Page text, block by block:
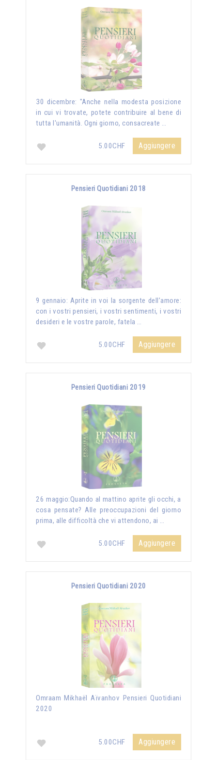
30 dicembre: "Anche nella modesta posizione
in cui vi trovate, potete contribuire al bene di
tutta l'umanità. Ogni giorno, consacreate …
5.00CHF Aggiungere
Pensieri Quotidiani 2018
9 gennaio: Aprite in voi la sorgente dell’amore:
con i vostri pensieri, i vostri sentimenti, i vostri
desideri e le vostre parole, fatela …
5.00CHF Aggiungere
Pensieri Quotidiani 2019
26 maggio:Quando al mattino aprite gli occhi, a
cosa pensate? Alle preoccupazioni del giorno
prima, alle difficoltà che vi attendono, ai …
5.00CHF Aggiungere
Pensieri Quotidiani 2020
Omraam Mikhaël Aïvanhov Pensieri Quotidiani
2020
5.00CHF Aggiungere